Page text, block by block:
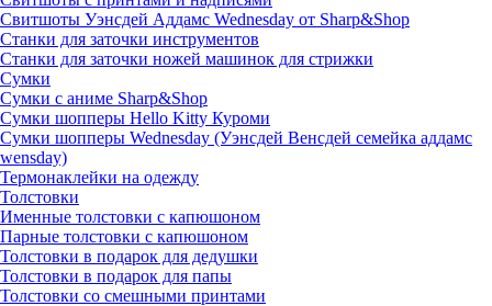
Свитшоты Уэнсдей Аддамс Wednesday от Sharp&Shop
Станки для заточки инструментов
Станки для заточки ножей машинок для стрижки
Сумки
Сумки с аниме Sharp&Shop
Сумки шопперы Hello Kitty Куроми
Сумки шопперы Wednesday (Уэнсдей Венсдей семейка аддамс
wensday)
Термонаклейки на одежду
Толстовки
Именные толстовки с капюшоном
Парные толстовки с капюшоном
Толстовки в подарок для дедушки
Толстовки в подарок для папы
Толстовки со смешными принтами